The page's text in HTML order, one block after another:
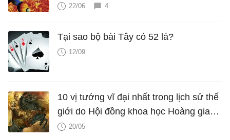
22/06 4
Tại sao bộ bài Tây có 52 lá?
12/09
10 vị tướng vĩ đại nhất trong lịch sử thế
giới do Hội đồng khoa học Hoàng gia
Anh xét phong
20/05